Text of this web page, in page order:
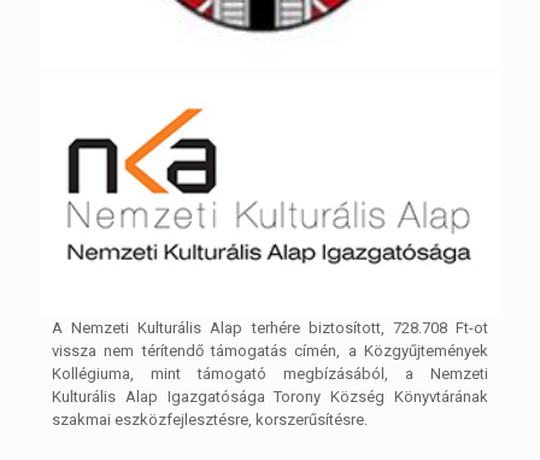
A Nemzeti Kulturális Alap terhére biztosított, 728.708 Ft-ot
vissza nem térítendő támogatás címén, a Közgyűjtemények
Kollégiuma, mint támogató megbízásából, a Nemzeti
Kulturális Alap Igazgatósága Torony Község Könyvtárának
szakmai eszközfejlesztésre, korszerűsítésre.